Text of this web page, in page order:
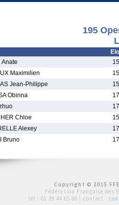
195
Elo
Anate
Maximilien
Jean-Philippe
Obinna
Chloe
Alexey
Bruno
Copyright © 2015
Fédération Française des
tél : 01 39 44 65 80 | contact :